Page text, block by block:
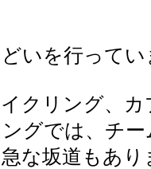
いを行ってい
クリング、
グでは、チ
な坂道もあ